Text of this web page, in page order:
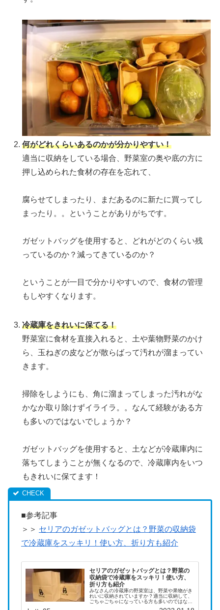
何がどれくらいあるのかが分かりやすい！
適当に収納をしている場合、野菜室の奥や底の方に
押し込められた食材の存在を忘れて、
腐らせてしまったり、まだあるのに新たに買ってし
まったり。。ということがありがちです。
ガゼットバッグを使用すると、どれがどのくらい残
っているのか？減ってきているのか？
ということが一目で分かりやすいので、食材の管理
もしやすくなります。
冷蔵庫をきれいに保てる！
野菜室に食材を直接入れると、土や葉物野菜のかけ
ら、玉ねぎの皮などが散らばって汚れが溜まってい
きます。
掃除をしようにも、角に溜まってしまった汚れがな
かなか取り除けずイライラ。。なんて経験がある方
も多いのではないでしょうか？
ガゼットバッグを使用すると、土などが冷蔵庫内に
落ちてしまうことが無くなるので、冷蔵庫内をいつ
もきれいに保てます！
■参考記事
＞＞ セリアのガゼットバッグとは？野菜の収納袋
で冷蔵庫をスッキリ！使い方、折り方も紹介
セリアのガゼットバッグとは？野菜の
収納袋で冷蔵庫をスッキリ！使い方、
折り方も紹介
みなさんの冷蔵庫の野菜室は、野菜や果物がき
れいに収納されていますか？適当に収納して、
ごちゃごちゃになっている方も多いのではない